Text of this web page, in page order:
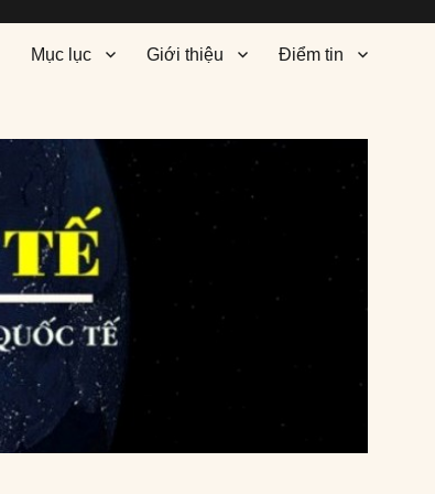
Mục lục Giới thiệu Điểm tin